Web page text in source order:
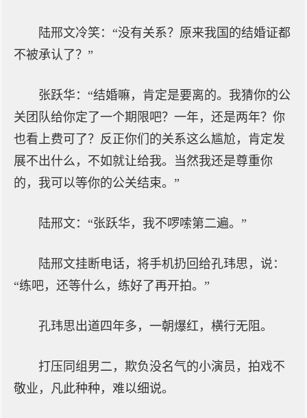
陆邢文冷笑：“没有关系？原来我国的结婚证都
不被承认了？”
张跃华：“结婚嘛，肯定是要离的。我猜你的公
关团队给你定了一个期限吧？一年，还是两年？你
也看上费可了？反正你们的关系这么尴尬，肯定发
展不出什么，不如就让给我。当然我还是尊重你
的，我可以等你的公关结束。”
陆邢文：“张跃华，我不啰嗦第二遍。”
陆邢文挂断电话，将手机扔回给孔玮思，说：
“练吧，还等什么，练好了再开拍。”
孔玮思出道四年多，一朝爆红，横行无阻。
打压同组男二，欺负没名气的小演员，拍戏不
敬业，凡此种种，难以细说。